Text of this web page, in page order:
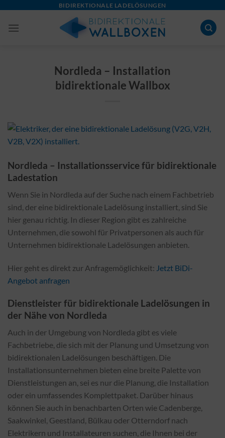
content
BIDIREKTIONALE LADELÖSUNGEN
Nordleda – Installation
bidirektionale Wallbox
Nordleda – Installationsservice für bidirektionale
Ladestation
Wenn Sie in Nordleda auf der Suche nach einem Fachbetrieb
sind, der eine bidirektionale Ladelösung installiert, sind Sie
hier genau richtig. In dieser Region gibt es zahlreiche
Unternehmen, die sowohl für Privatpersonen als auch für
Unternehmen bidirektionale Ladelösungen anbieten.
Hier geht es direkt zur Anfragemöglichkeit: Jetzt BiDi-
Angebot anfragen
Dienstleister für bidirektionale Ladelösungen in
der Nähe von Nordleda
Auch in der Umgebung von Nordleda gibt es viele
Fachbetriebe, die sich mit der Planung und Umsetzung von
bidirektionalen Ladelösungen beschäftigen. Die
Installationsunternehmen bieten eine breite Palette von
Dienstleistungen an, sei es nur die Planung, die Installation
oder ein umfassendes Komplettpaket. Darüber hinaus
können Sie auch in benachbarten Orten wie Cadenberge,
Saakwinkel, Geestland, Bülkau oder Otterndorf nach
Elektrikern und Installateuren suchen, die Ihnen bei der